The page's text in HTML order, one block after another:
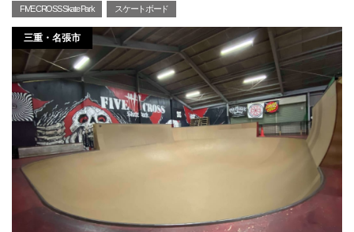
FIVE CROSS Skate Park スケートボード
三重・名張市